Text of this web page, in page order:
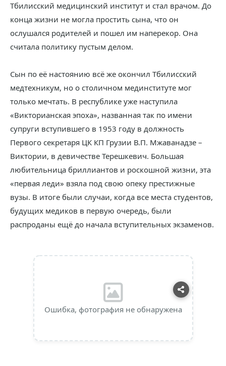
Тбилисский медицинский институт и стал врачом. До
конца жизни не могла простить сына, что он
ослушался родителей и пошел им наперекор. Она
считала политику пустым делом.
Сын по её настоянию всё же окончил Тбилисский
медтехникум, но о столичном мединституте мог
только мечтать. В республике уже наступила
«Викторианская эпоха», названная так по имени
супруги вступившего в 1953 году в должность
Первого секретаря ЦК КП Грузии В.П. Мжаванадзе –
Виктории, в девичестве Терешкевич. Большая
любительница бриллиантов и роскошной жизни, эта
«первая леди» взяла под свою опеку престижные
вузы. В итоге были случаи, когда все места студентов,
будущих медиков в первую очередь, были
распроданы ещё до начала вступительных экзаменов.
Ошибка, фотография не обнаружена